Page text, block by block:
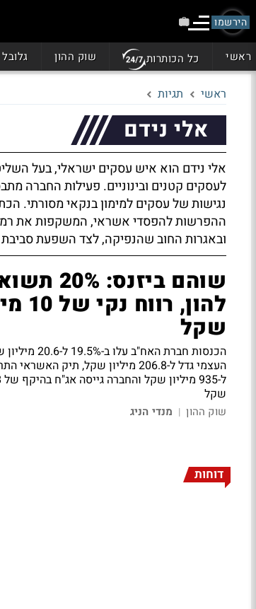
הירשמו
ראשי כל הכותרות שוק ההון גלובל
ראשי תגיות
אלי נידם
אלי נידם הוא איש עסקים ישראלי, בעל
לעסקים קטנים ובינוניים. פעילות החברה
נגישות של עסקים למימון בנקאי מסורתי.
ההפרשות להפסדי אשראי, המשקפות את רמת
ובאגרות החוב שהנפיקה, לצד השפעת סביבת
שוהם ביזנס:
להון,
שקל
הכנסות חברת האח"ב
העצמי גדל ל-206.8 מיליון שקל, תיק האשראי
שקל
שוק ההון | מנדי הניג
דוחות